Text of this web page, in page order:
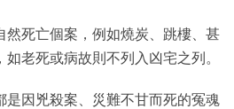
然死亡個案，例如燒炭、跳樓、甚
老死或病故則不列入凶宅之列。
是因兇殺案、災難不甘而死的冤魂